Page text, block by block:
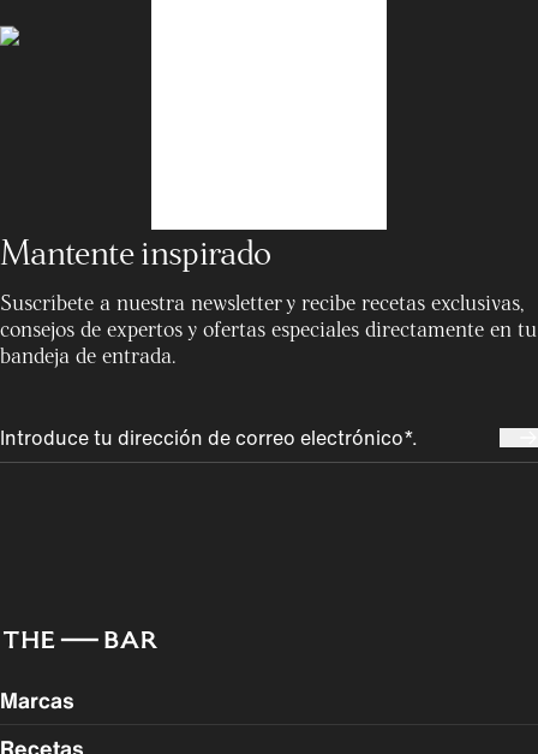
Mantente inspirado
Suscríbete a nuestra newsletter y recibe recetas exclusivas,
consejos de expertos y ofertas especiales directamente en tu
bandeja de entrada.
Marcas